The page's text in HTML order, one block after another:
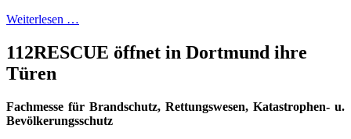
Weiterlesen …
112RESCUE öffnet in Dortmund ihre
Türen
Fachmesse für Brandschutz, Rettungswesen, Katastrophen- u.
Bevölkerungsschutz